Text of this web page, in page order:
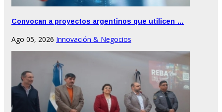
Convocan a proyectos argentinos que utilicen …
Ago 05, 2026 Innovación & Negocios